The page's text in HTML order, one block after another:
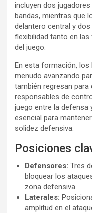
incluyen dos
bandas, mientras que
delantero central y
flexibilidad tanto en
del juego.
En esta formación, los
menudo avanzando
también regresan
responsables de
juego entre la defensa
esencial para
solidez defensiva.
Posiciones
Defensores: Tres
bloquear los
zona defensiva.
Laterales:
amplitud en el